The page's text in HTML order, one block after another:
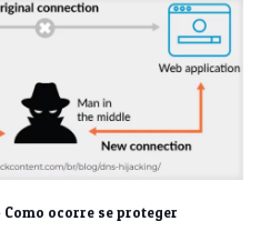
ocorre se proteger